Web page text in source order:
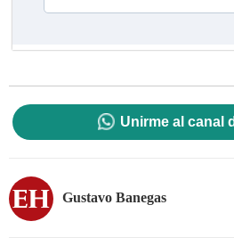
Unirme al canal
Gustavo Banegas